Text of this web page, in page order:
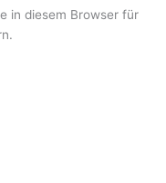
in diesem Browser für